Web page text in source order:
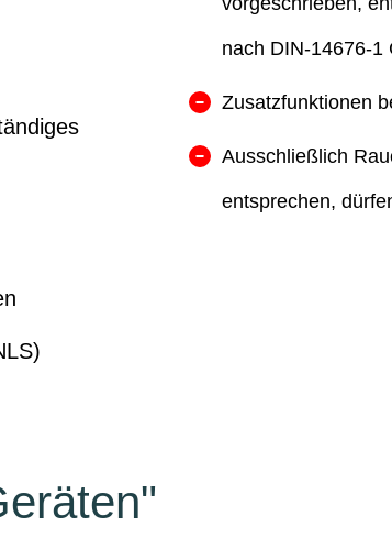
nach DIN-14676-1
Zusatzfunktionen
Ausschließlich
entsprechen,